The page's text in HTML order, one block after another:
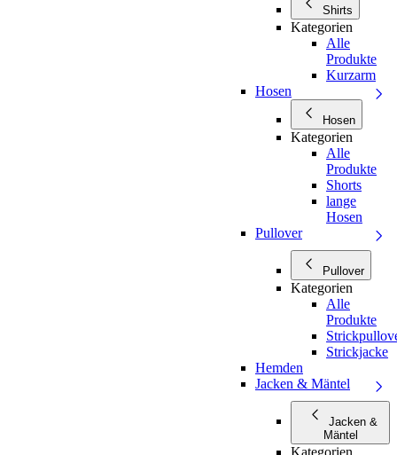
Shirts
Kategorien
Alle
Produkte
Kurzarm
Hosen
Hosen
Kategorien
Alle
Produkte
Shorts
lange
Hosen
Pullover
Pullover
Kategorien
Alle
Produkte
Strickjacke
Hemden
Jacken & Mäntel
Jacken &
Mäntel
Kategorien